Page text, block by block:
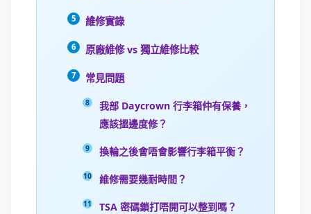
維修實錄
原廠維修 vs 獨立維修比較
常見問題
我部 Daycrown 行李箱仲有保養，
應該搵邊度修？
換輪之後會唔會影響行李箱平衡？
維修需要幾耐時間？
TSA 密碼鎖打唔開可以整到嗎？